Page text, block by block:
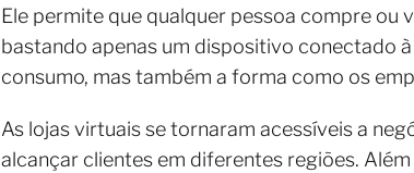
Ele permite que qualquer pessoa compre
bastando apenas um dispositivo conectado
consumo, mas também a forma como os
As lojas virtuais se tornaram acessíveis a
alcançar clientes em diferentes regiões.